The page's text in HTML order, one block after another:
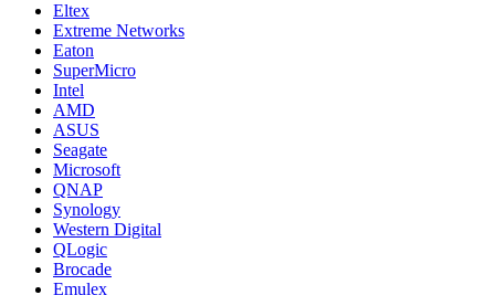
Eltex
Extreme Networks
Eaton
SuperMicro
Intel
AMD
ASUS
Seagate
Microsoft
QNAP
Synology
Western Digital
QLogic
Brocade
Emulex